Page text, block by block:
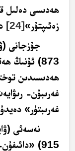
ھەدىسى دەلىل
زەئىپتۇر»[24]
873) ئۇنىڭ
ھەدىسىدىن
غەرىبۇن-
غەرىبتۇر» دەيدۇ
915) «دائىفۇن- زەئىپتۇر»